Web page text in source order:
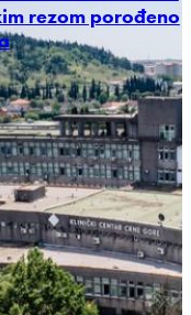
rezom porođeno